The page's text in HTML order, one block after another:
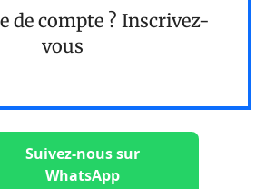
de compte ? Inscrivez-
vous
Suivez-nous sur
WhatsApp